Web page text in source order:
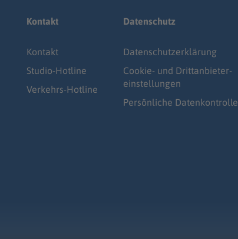
Kontakt
Kontakt
Studio-Hotline
Verkehrs-Hotline
Datenschutz
Datenschutz­erklärung
Cookie- und Drittanbieter-
einstellungen
Persönliche Datenkontrolle